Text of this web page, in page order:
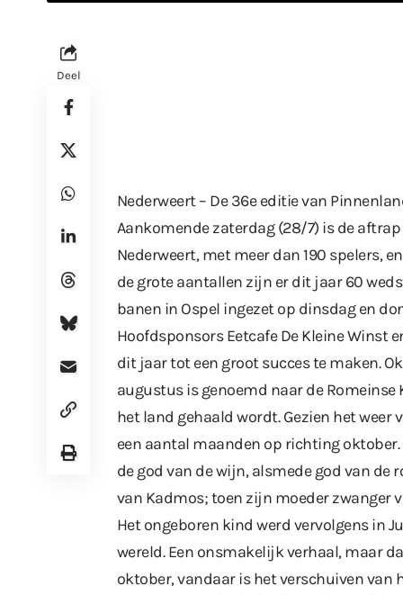
Deel
Nederweert – De 36e editie van
Aankomende zaterdag (28/7) is de
Nederweert, met meer dan 190 spelers,
de grote aantallen zijn er dit jaar 60
banen in Ospel ingezet op dinsdag en
Hoofdsponsors Eetcafe De Kleine Winst
dit jaar tot een groot succes te maken.
augustus is genoemd naar de
het land gehaald wordt. Gezien het
een aantal maanden op richting
de god van de wijn, alsmede god van de
van Kadmos; toen zijn moeder zwanger
Het ongeboren kind werd vervolgens in
wereld. Een onsmakelijk verhaal, maar
oktober, vandaar is het verschuiven